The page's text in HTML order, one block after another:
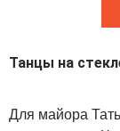
Танцы на
Для майора